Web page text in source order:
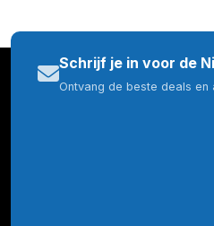
Schrijf je in voor de
Ontvang de beste deals en